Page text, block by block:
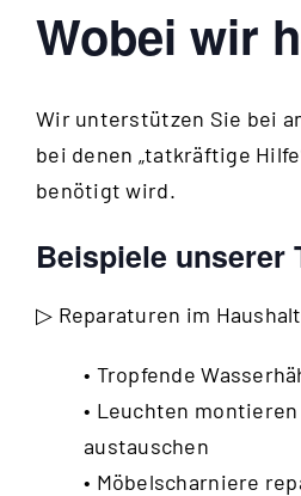
Wobei wir
Wir unterstützen Sie bei
bei denen „tatkräftige
benötigt wird.
Beispiele unserer
▷ Reparaturen im Haushalt
• Tropfende
• Leuchten
austauschen
• Möbelscharniere